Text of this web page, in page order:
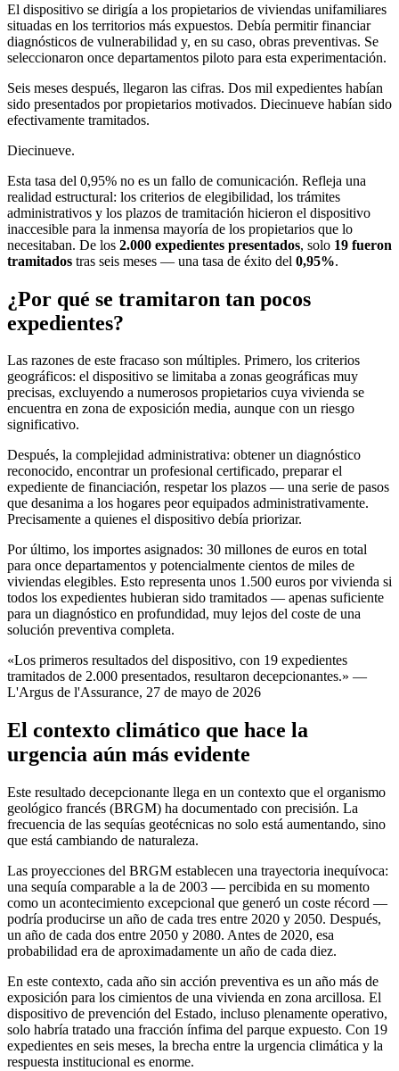
El dispositivo se dirigía a los propietarios de viviendas unifamiliares
situadas en los territorios más expuestos. Debía permitir financiar
diagnósticos de vulnerabilidad y, en su caso, obras preventivas. Se
seleccionaron once departamentos piloto para esta experimentación.
Seis meses después, llegaron las cifras. Dos mil expedientes habían
sido presentados por propietarios motivados. Diecinueve habían sido
efectivamente tramitados.
Diecinueve.
Esta tasa del 0,95% no es un fallo de comunicación. Refleja una
realidad estructural: los criterios de elegibilidad, los trámites
administrativos y los plazos de tramitación hicieron el dispositivo
inaccesible para la inmensa mayoría de los propietarios que lo
necesitaban. De los 2.000 expedientes presentados, solo 19 fueron
tramitados tras seis meses — una tasa de éxito del 0,95%.
¿Por qué se tramitaron tan pocos
expedientes?
Las razones de este fracaso son múltiples. Primero, los criterios
geográficos: el dispositivo se limitaba a zonas geográficas muy
precisas, excluyendo a numerosos propietarios cuya vivienda se
encuentra en zona de exposición media, aunque con un riesgo
significativo.
Después, la complejidad administrativa: obtener un diagnóstico
reconocido, encontrar un profesional certificado, preparar el
expediente de financiación, respetar los plazos — una serie de pasos
que desanima a los hogares peor equipados administrativamente.
Precisamente a quienes el dispositivo debía priorizar.
Por último, los importes asignados: 30 millones de euros en total
para once departamentos y potencialmente cientos de miles de
viviendas elegibles. Esto representa unos 1.500 euros por vivienda si
todos los expedientes hubieran sido tramitados — apenas suficiente
para un diagnóstico en profundidad, muy lejos del coste de una
solución preventiva completa.
«Los primeros resultados del dispositivo, con 19 expedientes
tramitados de 2.000 presentados, resultaron decepcionantes.» —
L'Argus de l'Assurance, 27 de mayo de 2026
El contexto climático que hace la
urgencia aún más evidente
Este resultado decepcionante llega en un contexto que el organismo
geológico francés (BRGM) ha documentado con precisión. La
frecuencia de las sequías geotécnicas no solo está aumentando, sino
que está cambiando de naturaleza.
Las proyecciones del BRGM establecen una trayectoria inequívoca:
una sequía comparable a la de 2003 — percibida en su momento
como un acontecimiento excepcional que generó un coste récord —
podría producirse un año de cada tres entre 2020 y 2050. Después,
un año de cada dos entre 2050 y 2080. Antes de 2020, esa
probabilidad era de aproximadamente un año de cada diez.
En este contexto, cada año sin acción preventiva es un año más de
exposición para los cimientos de una vivienda en zona arcillosa. El
dispositivo de prevención del Estado, incluso plenamente operativo,
solo habría tratado una fracción ínfima del parque expuesto. Con 19
expedientes en seis meses, la brecha entre la urgencia climática y la
respuesta institucional es enorme.